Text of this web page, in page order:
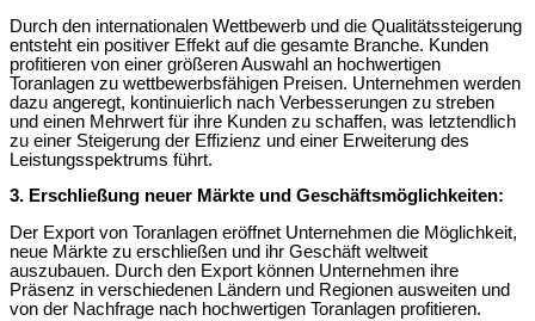
Durch den internationalen Wettbewerb und die Qualitätssteigerung
entsteht ein positiver Effekt auf die gesamte Branche. Kunden
profitieren von einer größeren Auswahl an hochwertigen
Toranlagen zu wettbewerbsfähigen Preisen. Unternehmen werden
dazu angeregt, kontinuierlich nach Verbesserungen zu streben
und einen Mehrwert für ihre Kunden zu schaffen, was letztendlich
zu einer Steigerung der Effizienz und einer Erweiterung des
Leistungsspektrums führt.
3. Erschließung neuer Märkte und Geschäftsmöglichkeiten:
Der Export von Toranlagen eröffnet Unternehmen die Möglichkeit,
neue Märkte zu erschließen und ihr Geschäft weltweit
auszubauen. Durch den Export können Unternehmen ihre
Präsenz in verschiedenen Ländern und Regionen ausweiten und
von der Nachfrage nach hochwertigen Toranlagen profitieren.